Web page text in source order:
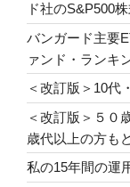
ド社のS&P500
バンガード主要
ァンド・ランキ
＜改訂版＞10代
＜改訂版＞５０
歳代以上の方も
私の15年間の運